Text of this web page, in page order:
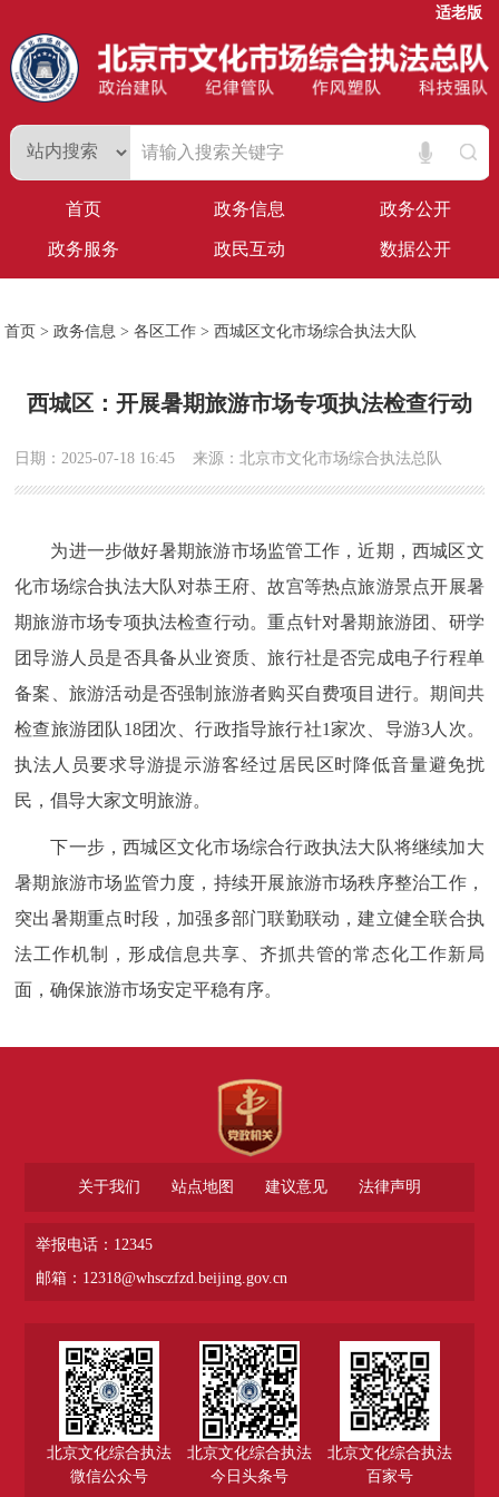
适老版
首页 政务信息 政务公开
政务服务 政民互动 数据公开
首页 >政务信息 >各区工作 > 西城区文化市场综合执法大队
西城区：开展暑期旅游市场专项执法检查行动
日期：2025-07-18 16:45 来源：北京市文化市场综合执法总队
为进一步做好暑期旅游市场监管工作，近期，西城区文
化市场综合执法大队对恭王府、故宫等热点旅游景点开展暑
期旅游市场专项执法检查行动。重点针对暑期旅游团、研学
团导游人员是否具备从业资质、旅行社是否完成电子行程单
备案、旅游活动是否强制旅游者购买自费项目进行。期间共
检查旅游团队18团次、行政指导旅行社1家次、导游3人次。
执法人员要求导游提示游客经过居民区时降低音量避免扰
民，倡导大家文明旅游。
下一步，西城区文化市场综合行政执法大队将继续加大
暑期旅游市场监管力度，持续开展旅游市场秩序整治工作，
突出暑期重点时段，加强多部门联勤联动，建立健全联合执
法工作机制，形成信息共享、齐抓共管的常态化工作新局
面，确保旅游市场安定平稳有序。
关于我们 站点地图 建议意见 法律声明
举报电话：12345
邮箱：12318@whsczfzd.beijing.gov.cn
北京文化综合执法
微信公众号
北京文化综合执法
今日头条号
北京文化综合执法
百家号